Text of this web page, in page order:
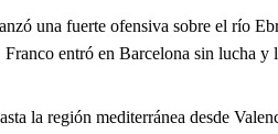
una fuerte ofensiva sobre el río
entró en Barcelona sin lucha y
la región mediterránea desde